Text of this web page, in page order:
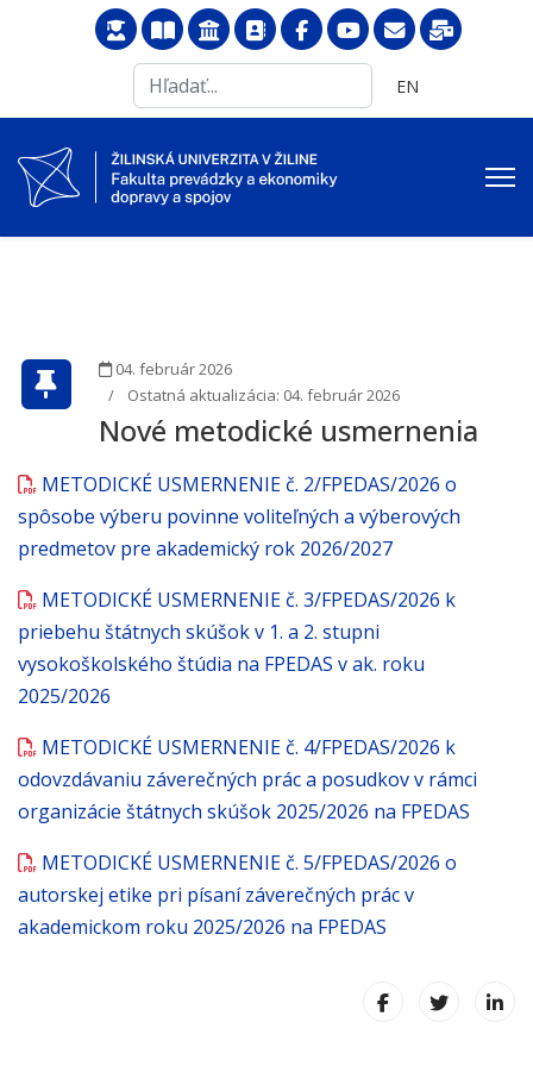
...
Vyberte váš jazyk
EN
04. február 2026
Ostatná aktualizácia: 04. február 2026
Nové metodické usmernenia
METODICKÉ USMERNENIE č. 2/FPEDAS/2026 o
spôsobe výberu povinne voliteľných a výberových
predmetov pre akademický rok 2026/2027
METODICKÉ USMERNENIE č. 3/FPEDAS/2026 k
priebehu štátnych skúšok v 1. a 2. stupni
vysokoškolského štúdia na FPEDAS v ak. roku
2025/2026
METODICKÉ USMERNENIE č. 4/FPEDAS/2026 k
odovzdávaniu záverečných prác a posudkov v rámci
organizácie štátnych skúšok 2025/2026 na FPEDAS
METODICKÉ USMERNENIE č. 5/FPEDAS/2026 o
autorskej etike pri písaní záverečných prác v
akademickom roku 2025/2026 na FPEDAS